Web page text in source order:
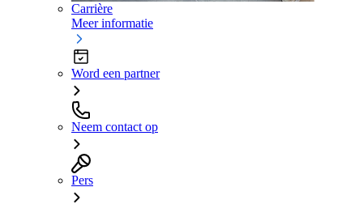
Carrière
Meer informatie
Word een partner
Neem contact op
Pers